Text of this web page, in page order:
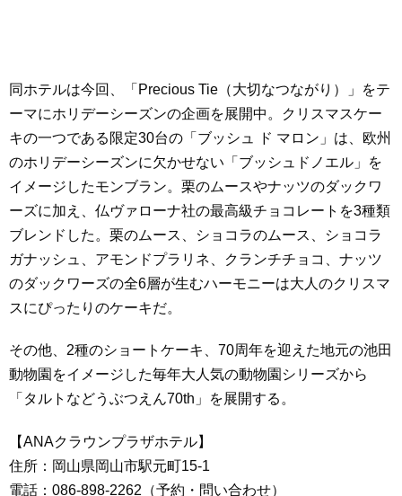
同ホテルは今回、「Precious Tie（大切なつながり）」をテ
ーマにホリデーシーズンの企画を展開中。クリスマスケー
キの一つである限定30台の「ブッシュ ド マロン」は、欧州
のホリデーシーズンに欠かせない「ブッシュドノエル」を
イメージしたモンブラン。栗のムースやナッツのダックワ
ーズに加え、仏ヴァローナ社の最高級チョコレートを3種類
ブレンドした。栗のムース、ショコラのムース、ショコラ
ガナッシュ、アモンドプラリネ、クランチチョコ、ナッツ
のダックワーズの全6層が生むハーモニーは大人のクリスマ
スにぴったりのケーキだ。
その他、2種のショートケーキ、70周年を迎えた地元の池田
動物園をイメージした毎年大人気の動物園シリーズから
「タルトなどうぶつえん70th」を展開する。
【ANAクラウンプラザホテル】
住所：岡山県岡山市駅元町15-1
電話：086-898-2262（予約・問い合わせ）